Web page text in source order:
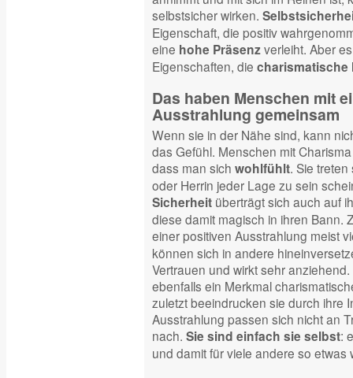
selbstsicher wirken.
Eigenschaft, die positiv
eine hohe Präsenzverleiht. Aber
Eigenschaften, die charismatische
Das haben Menschen mit
Ausstrahlung gemeinsam
Wenn sie in der Nähe sind, kann
das Gefühl. Menschen mit
dass man sich wohlfühlt. Sie treten
oder Herrin jeder Lage zu sein
Sicherheitüberträgt sich auch auf
diese damit magisch in ihren Bann.
einer positiven Ausstrahlung meist
können sich in andere
Vertrauen und wirkt sehr
ebenfalls ein Merkmal
zuletzt beeindrucken sie durch ihre
Ausstrahlung passen sich nicht an
nach. Sie sind einfach sie selbst:
und damit für viele andere so etwas